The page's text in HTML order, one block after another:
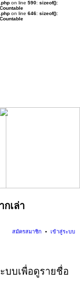
on line 590: sizeof():
on line 646: sizeof():
กเล่า
เข้าสู่ระบบ
สมัครสมาชิก
บบเพื่อดูรายชื่อ